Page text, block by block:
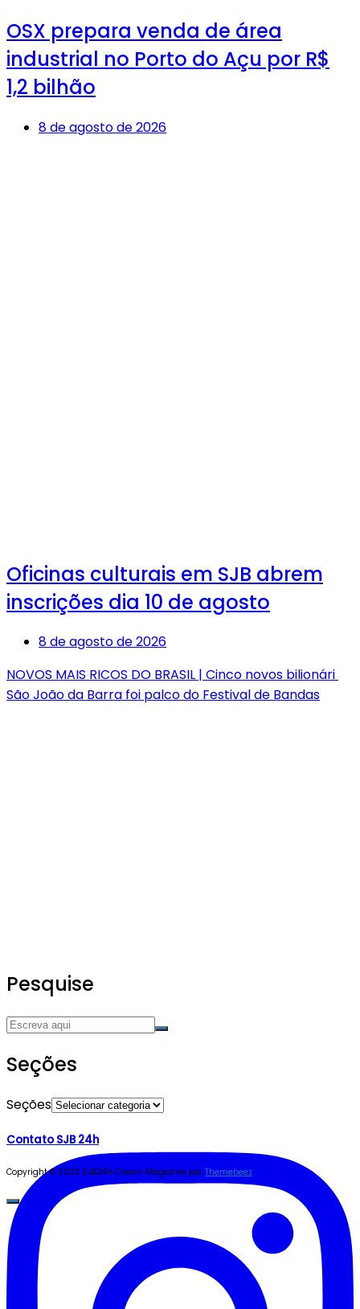
OSX prepara venda de área
industrial no Porto do Açu por R$
1,2 bilhão
8 de agosto de 2026
Oficinas culturais em SJB abrem
inscrições dia 10 de agosto
8 de agosto de 2026
NOVOS MAIS RICOS DO BRASIL | Cinco novos bilionári
São João da Barra foi palco do Festival de Bandas
Pesquise
Seções
Seções
Contato SJB 24h
Copyright © 2023 SJB24h Cream Magazine por Themebeez